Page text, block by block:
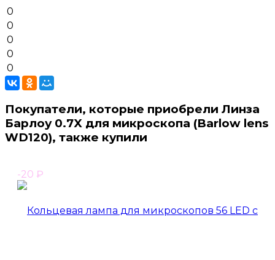
0
0
0
0
0
Покупатели, которые приобрели Линза
Барлоу 0.7X для микроскопа (Barlow lens
WD120), также купили
-20 ₽